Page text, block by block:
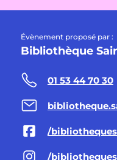
Évènement proposé par :
Bibliothèque
01 53 44 70 30
/
/